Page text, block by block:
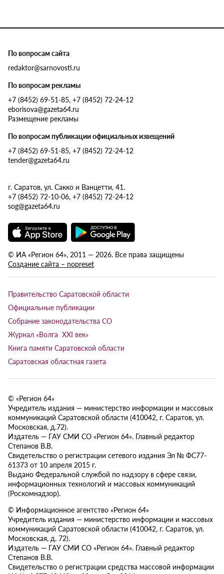
По вопросам сайта
redaktor@sarnovosti.ru
По вопросам рекламы
+7 (8452) 69-51-85, +7 (8452) 72-24-12
eborisova@gazeta64.ru
Размещение рекламы
По вопросам публикации официальных извещений
+7 (8452) 69-51-85, +7 (8452) 72-24-12
tender@gazeta64.ru
г. Саратов, ул. Сакко и Ванцетти, 41.
+7 (8452) 72-10-06, +7 (8452) 72-24-12
sog@gazeta64.ru
© ИА «Регион 64», 2011 — 2026. Все права защищены
Создание сайта – nopreset
Правительство Саратовской области
Официальные публикации
Собрание законодательства СО
Журнал «Волга XXI век»
Книга памяти Саратовской области
Саратовская областная газета
© «Регион 64»
Учредитель издания — министерство информации и массовых
коммуникаций Саратовской области (410042, г. Саратов, ул.
Московская, д.72).
Издатель — ГАУ СМИ СО «Регион 64». Главный редактор
Степанов В.В.
Свидетельство о регистрации сетевого издания Эл № ФС77-
61373 от 10 апреля 2015 г.
Выдано Федеральной службой по надзору в сфере связи,
информационных технологий и массовых коммуникаций
(Роскомнадзор).
© Информационное агентство «Регион 64»
Учредитель издания — министерство информации и массовых
коммуникаций Саратовской области (410042, г. Саратов, ул.
Московская, д. 72).
Издатель — ГАУ СМИ СО «Регион 64». Главный редактор
Степанов В.В.
Свидетельство о регистрации средства массовой информации